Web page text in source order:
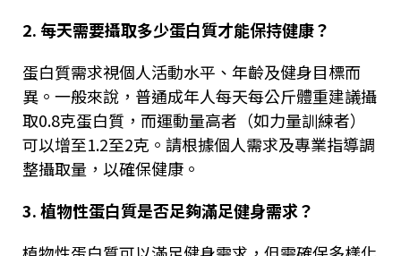
2. 每天需要攝取多少蛋白質才能保持健康？
蛋白質需求視個人活動水平、年齡及健身目標而
異。一般來說，普通成年人每天每公斤體重建議攝
取0.8克蛋白質，而運動量高者（如力量訓練者）
可以增至1.2至2克。請根據個人需求及專業指導調
整攝取量，以確保健康。
3.植物性蛋白質是否足夠滿足健身需求？